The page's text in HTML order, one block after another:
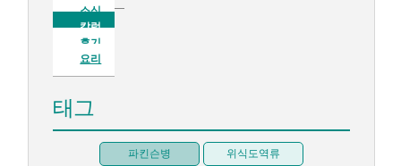
소식
칼럼
후기
요리
태그
파킨슨병 위식도역류